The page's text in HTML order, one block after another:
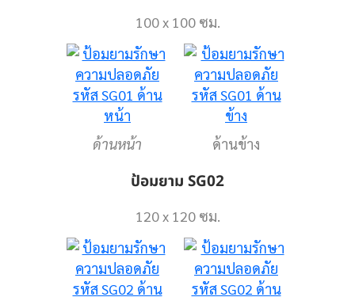
100 x 100 ซม.
ด้านหน้า ด้านข้าง
ป้อมยาม SG02
120 x 120 ซม.